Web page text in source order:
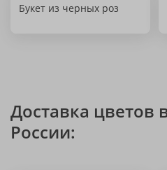
Букет из черных роз
Доставка цветов
России: